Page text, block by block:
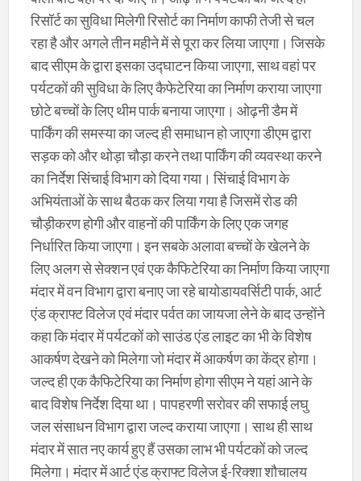
रिसॉर्ट का सुविधा मिलेगी रिसोर्ट का निर्माण काफी तेजी से चल
रहा है और अगले तीन महीने में से पूरा कर लिया जाएगा। जिसके
बाद सीएम के द्वारा इसका उद्घाटन किया जाएगा, साथ वहां पर
पर्यटकों की सुविधा के लिए कैफेटेरिया का निर्माण कराया जाएगा
छोटे बच्चों के लिए थीम पार्क बनाया जाएगा। ओढ़नी डैम में
पार्किंग की समस्या का जल्द ही समाधान हो जाएगा डीएम द्वारा
सड़क को और थोड़ा चौड़ा करने तथा पार्किंग की व्यवस्था करने
का निर्देश सिंचाई विभाग को दिया गया। सिंचाई विभाग के
अभियंताओं के साथ बैठक कर लिया गया है जिसमें रोड की
चौड़ीकरण होगी और वाहनों की पार्किंग के लिए एक जगह
निर्धारित किया जाएगा। इन सबके अलावा बच्चों के खेलने के
लिए अलग से सेक्शन एवं एक कैफिटेरिया का निर्माण किया जाएगा
मंदार में वन विभाग द्वारा बनाए जा रहे बायोडायवर्सिटी पार्क, आर्ट
एंड क्राफ्ट विलेज एवं मंदार पर्वत का जायजा लेने के बाद उन्होंने
कहा कि मंदार में पर्यटकों को साउंड एंड लाइट का भी के विशेष
आकर्षण देखने को मिलेगा जो मंदार में आकर्षण का केंद्र होगा।
जल्द ही एक कैफिटेरिया का निर्माण होगा सीएम ने यहां आने के
बाद विशेष निर्देश दिया था। पापहरणी सरोवर की सफाई लघु
जल संसाधन विभाग द्वारा जल्द कराया जाएगा। साथ ही साथ
मंदार में सात नए कार्य हुए हैं उसका लाभ भी पर्यटकों को जल्द
मिलेगा। मंदार में आर्ट एंड क्राफ्ट विलेज ई-रिक्शा शौचालय